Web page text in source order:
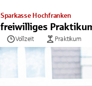
Sparkasse Hochfranken
freiwilliges
Vollzeit Praktikum